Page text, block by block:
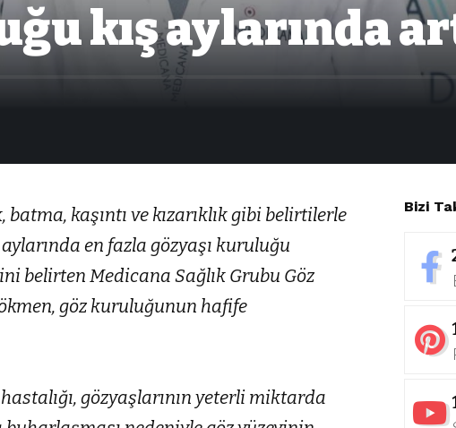
kış aylarında
kaşıntı ve kızarıklık gibi belirtilerle
en fazla gözyaşı kuruluğu
belirten Medicana Sağlık Grubu Göz
göz kuruluğunun hafife
gözyaşlarının yeterli miktarda
Bizi